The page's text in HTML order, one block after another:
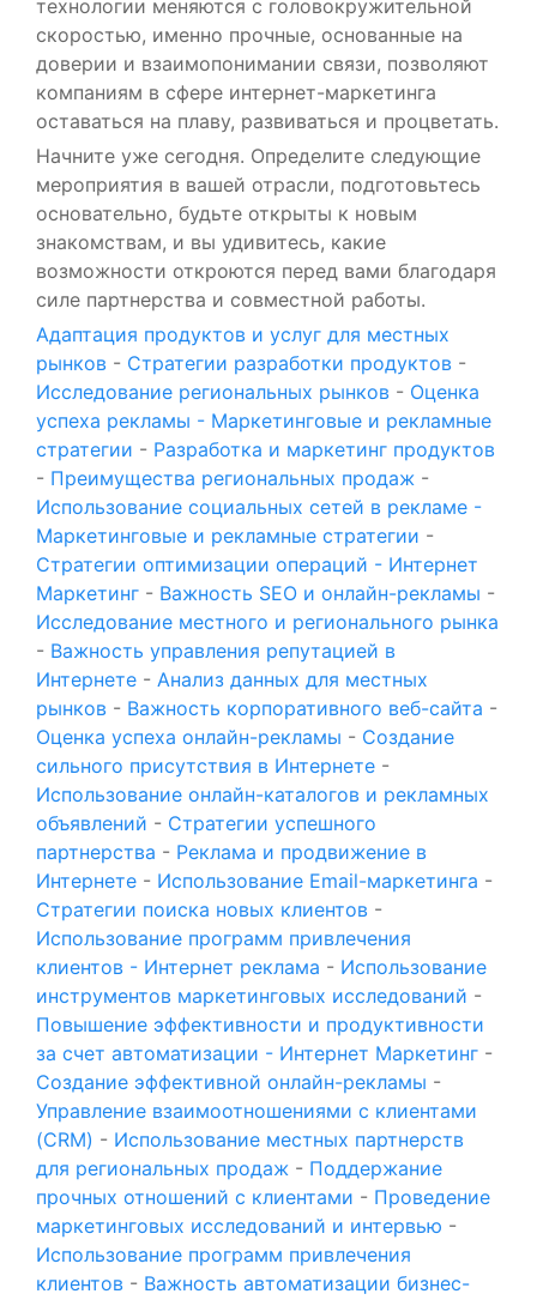
технологии меняются с головокружительной
скоростью, именно прочные, основанные на
доверии и взаимопонимании связи, позволяют
компаниям в сфере интернет-маркетинга
оставаться на плаву, развиваться и процветать.
Начните уже сегодня. Определите следующие
мероприятия в вашей отрасли, подготовьтесь
основательно, будьте открыты к новым
знакомствам, и вы удивитесь, какие
возможности откроются перед вами благодаря
силе партнерства и совместной работы.
Адаптация продуктов и услуг для местных
рынков - Стратегии разработки продуктов -
Исследование региональных рынков - Оценка
успеха рекламы - Маркетинговые и рекламные
стратегии - Разработка и маркетинг продуктов
- Преимущества региональных продаж -
Использование социальных сетей в рекламе -
Маркетинговые и рекламные стратегии -
Стратегии оптимизации операций - Интернет
Маркетинг - Важность SEO и онлайн-рекламы -
Исследование местного и регионального рынка
- Важность управления репутацией в
Интернете - Анализ данных для местных
рынков - Важность корпоративного веб-сайта -
Оценка успеха онлайн-рекламы - Создание
сильного присутствия в Интернете -
Использование онлайн-каталогов и рекламных
объявлений - Стратегии успешного
партнерства - Реклама и продвижение в
Интернете - Использование Email-маркетинга -
Стратегии поиска новых клиентов -
Использование программ привлечения
клиентов - Интернет реклама - Использование
инструментов маркетинговых исследований -
Повышение эффективности и продуктивности
за счет автоматизации - Интернет Маркетинг -
Создание эффективной онлайн-рекламы -
Управление взаимоотношениями с клиентами
(CRM) - Использование местных партнерств
для региональных продаж - Поддержание
прочных отношений с клиентами - Проведение
маркетинговых исследований и интервью -
Использование программ привлечения
клиентов - Важность автоматизации бизнес-